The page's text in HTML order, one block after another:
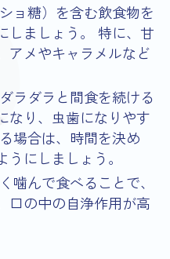
ョ糖）を含む飲食物を
しましょう。 特に、甘
アメやキャラメルなど
ダラダラと間食を続ける
なり、虫歯になりやす
場合は、時間を決め
にしましょう。
噛んで食べることで、
口の中の自浄作用が高